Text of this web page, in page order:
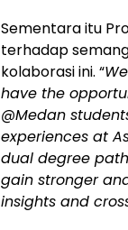
Sementara itu
terhadap
kolaborasi ini. “
have the
@Medan
experiences at
dual degree
gain stronger
insights and